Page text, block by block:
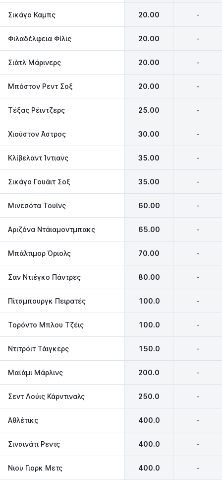
Σικάγο Καμπς 20.00 -
Φιλαδέλφεια Φίλις 20.00 -
Σιάτλ Μάρινερς 20.00 -
Μπόστον Ρεντ Σοξ 20.00 -
Τέξας Ρέιντζερς 25.00 -
Χιούστον Άστρος 30.00 -
Κλίβελαντ Ίντιανς 35.00 -
Σικάγο Γουάιτ Σοξ 35.00 -
Μινεσότα Τουίνς 60.00 -
Αριζόνα Ντάιαμοντμπακς 65.00 -
Μπάλτιμορ Όριολς 70.00 -
Σαν Ντιέγκο Πάντρες 80.00 -
Πίτσμπουργκ Πειρατές 100.0 -
Τορόντο Μπλου Τζέις 100.0 -
Ντιτρόιτ Τάιγκερς 150.0 -
Μαϊάμι Μάρλινς 200.0 -
Σεντ Λούις Κάρντιναλς 250.0 -
Αθλέτικς 400.0 -
Σινσινάτι Ρεντς 400.0 -
Νιου Γιορκ Μετς 400.0 -